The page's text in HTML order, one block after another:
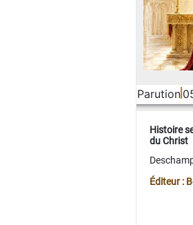
Parution
Histoire
du Christ
Éditeur :